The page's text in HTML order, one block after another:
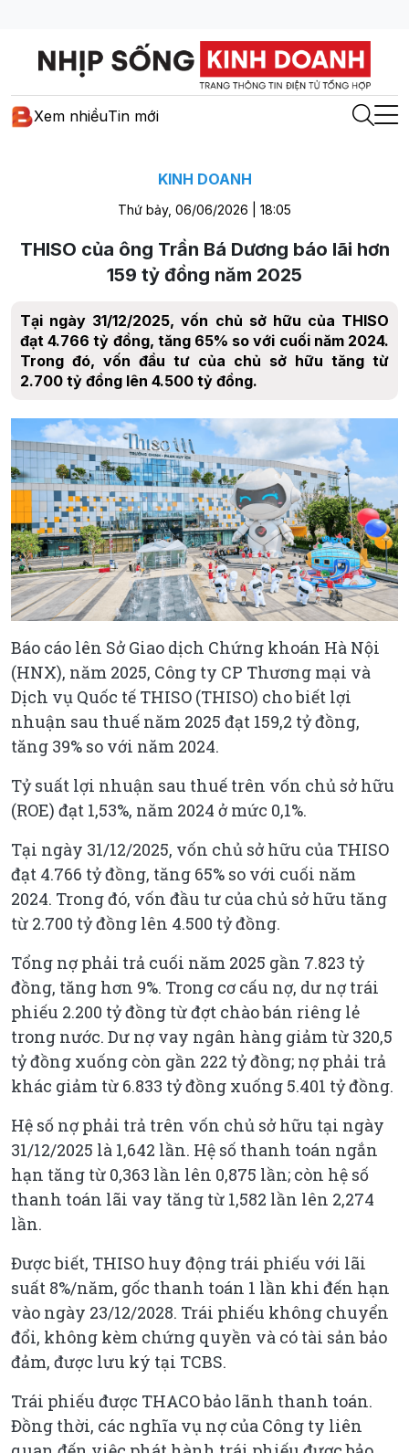
Xem nhiềuTin mới
KINH DOANH
Thứ bảy, 06/06/2026 | 18:05
THISO của ông Trần Bá Dương báo lãi hơn
159 tỷ đồng năm 2025
Tại ngày 31/12/2025, vốn chủ sở hữu của THISO
đạt 4.766 tỷ đồng, tăng 65% so với cuối năm 2024.
Trong đó, vốn đầu tư của chủ sở hữu tăng từ
2.700 tỷ đồng lên 4.500 tỷ đồng.
Báo cáo lên Sở Giao dịch Chứng khoán Hà Nội
(HNX), năm 2025, Công ty CP Thương mại và
Dịch vụ Quốc tế THISO (THISO) cho biết lợi
nhuận sau thuế năm 2025 đạt 159,2 tỷ đồng,
tăng 39% so với năm 2024.
Tỷ suất lợi nhuận sau thuế trên vốn chủ sở hữu
(ROE) đạt 1,53%, năm 2024 ở mức 0,1%.
Tại ngày 31/12/2025, vốn chủ sở hữu của THISO
đạt 4.766 tỷ đồng, tăng 65% so với cuối năm
2024. Trong đó, vốn đầu tư của chủ sở hữu tăng
từ 2.700 tỷ đồng lên 4.500 tỷ đồng.
Tổng nợ phải trả cuối năm 2025 gần 7.823 tỷ
đồng, tăng hơn 9%. Trong cơ cấu nợ, dư nợ trái
phiếu 2.200 tỷ đồng từ đợt chào bán riêng lẻ
trong nước. Dư nợ vay ngân hàng giảm từ 320,5
tỷ đồng xuống còn gần 222 tỷ đồng; nợ phải trả
khác giảm từ 6.833 tỷ đồng xuống 5.401 tỷ đồng.
Hệ số nợ phải trả trên vốn chủ sở hữu tại ngày
31/12/2025 là 1,642 lần. Hệ số thanh toán ngắn
hạn tăng từ 0,363 lần lên 0,875 lần; còn hệ số
thanh toán lãi vay tăng từ 1,582 lần lên 2,274
lần.
Được biết, THISO huy động trái phiếu với lãi
suất 8%/năm, gốc thanh toán 1 lần khi đến hạn
vào ngày 23/12/2028. Trái phiếu không chuyển
đổi, không kèm chứng quyền và có tài sản bảo
đảm, được lưu ký tại TCBS.
Trái phiếu được THACO bảo lãnh thanh toán.
Đồng thời, các nghĩa vụ nợ của Công ty liên